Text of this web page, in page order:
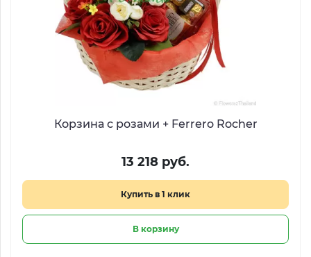
Корзина с розами + Ferrero Rocher
13 218 руб.
Купить в 1 клик
В корзину